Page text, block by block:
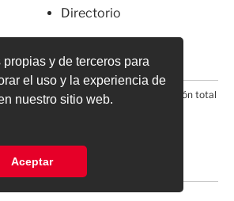
y de terceros para
el uso y la experiencia de
nuestro sitio web.
Aceptar
Directorio
reservados. Prohibida la reproducción total
cualquier medio electrónico*